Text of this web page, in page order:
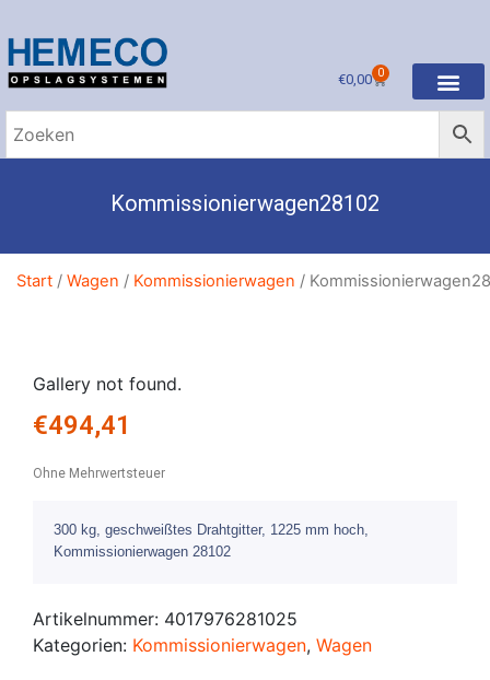
€0,00 0
Kommissionierwagen28102
Start / Wagen / Kommissionierwagen /
Gallery not found.
€494,41
Ohne Mehrwertsteuer
300 kg, geschweißtes Drahtgitter, 1225 mm hoch,
Kommissionierwagen 28102
Artikelnummer: 4017976281025
Kategorien: Kommissionierwagen, Wagen